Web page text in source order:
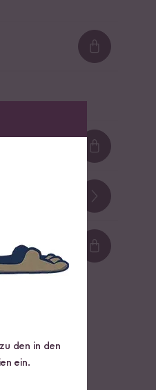
Loading...
Loading...
Loading...
den in den
ein.